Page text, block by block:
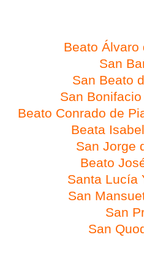
Beato Álvaro
San
San Beato
San
Beato Conrado de
Beata
San Jorge
Beato
Santa Lucía
San
San
San